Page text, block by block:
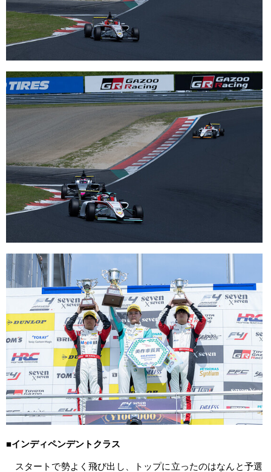
■インディペンデントクラス
スタートで勢よく飛び出し、トップに立ったのはなんと予選